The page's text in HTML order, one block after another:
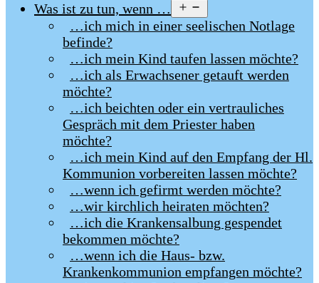
Was ist zu tun, wenn …
öffnen
…ich mich in einer seelischen Notlage
befinde?
…ich mein Kind taufen lassen möchte?
…ich als Erwachsener getauft werden
möchte?
…ich beichten oder ein vertrauliches
Gespräch mit dem Priester haben
möchte?
…ich mein Kind auf den Empfang der Hl.
Kommunion vorbereiten lassen möchte?
…wenn ich gefirmt werden möchte?
…wir kirchlich heiraten möchten?
…ich die Krankensalbung gespendet
bekommen möchte?
…wenn ich die Haus- bzw.
Krankenkommunion empfangen möchte?